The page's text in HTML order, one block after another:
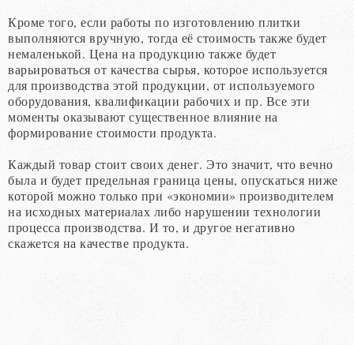
Кроме того, если работы по изготовлению плитки
выполняются вручную, тогда её стоимость также будет
немаленькой. Цена на продукцию также будет
варьироваться от качества сырья, которое используется
для производства этой продукции, от используемого
оборудования, квалификации рабочих и пр. Все эти
моменты оказывают существенное влияние на
формирование стоимости продукта.
Каждый товар стоит своих денег. Это значит, что вечно
была и будет предельная граница цены, опускаться ниже
которой можно только при «экономии» производителем
на исходных материалах либо нарушении технологии
процесса производства. И то, и другое негативно
скажется на качестве продукта.